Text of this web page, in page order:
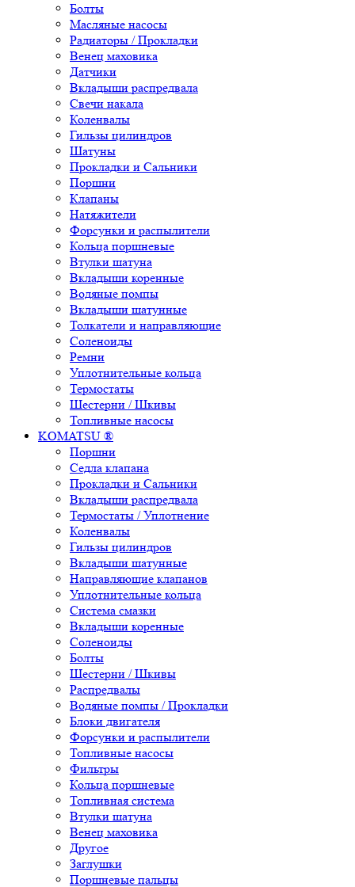
Болты
Масляные насосы
Радиаторы / Прокладки
Венец маховика
Датчики
Вкладыши распредвала
Свечи накала
Коленвалы
Гильзы цилиндров
Шатуны
Прокладки и Сальники
Поршни
Клапаны
Натяжители
Форсунки и распылители
Кольца поршневые
Втулки шатуна
Вкладыши коренные
Водяные помпы
Вкладыши шатунные
Толкатели и направляющие
Соленоиды
Ремни
Уплотнительные кольца
Термостаты
Шестерни / Шкивы
Топливные насосы
KOMATSU ®
Поршни
Седла клапана
Прокладки и Сальники
Вкладыши распредвала
Термостаты / Уплотнение
Коленвалы
Гильзы цилиндров
Вкладыши шатунные
Направляющие клапанов
Уплотнительные кольца
Система смазки
Вкладыши коренные
Соленоиды
Болты
Шестерни / Шкивы
Распредвалы
Водяные помпы / Прокладки
Блоки двигателя
Форсунки и распылители
Топливные насосы
Фильтры
Кольца поршневые
Топливная система
Втулки шатуна
Венец маховика
Другое
Заглушки
Поршневые пальцы